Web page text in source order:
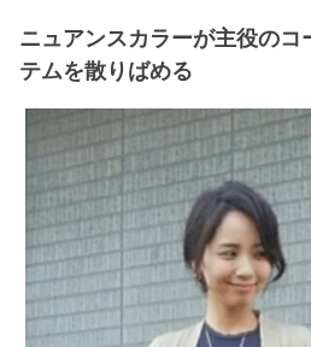
ニュアンスカラーが主役のコ
テムを散りばめる